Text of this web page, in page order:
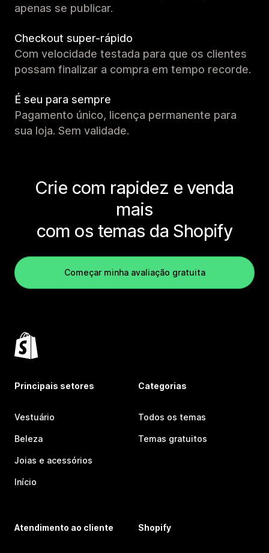
apenas se publicar.
Checkout super-rápido
Com velocidade testada para que os clientes
possam finalizar a compra em tempo recorde.
É seu para sempre
Pagamento único, licença permanente para
sua loja. Sem validade.
Crie com rapidez e venda
mais
com os temas da Shopify
Começar minha avaliação gratuita
Principais setores
Vestuário
Beleza
Joias e acessórios
Início
Categorias
Todos os temas
Temas gratuitos
Atendimento ao cliente Shopify